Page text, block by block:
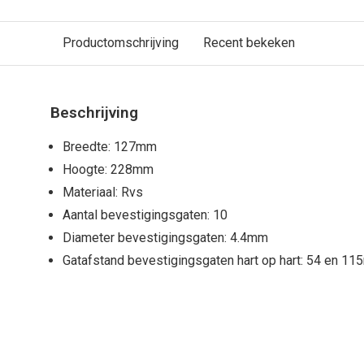
Productomschrijving Recent bekeken
Beschrijving
Breedte: 127mm
Hoogte: 228mm
Materiaal: Rvs
Aantal bevestigingsgaten: 10
Diameter bevestigingsgaten: 4.4mm
Gatafstand bevestigingsgaten hart op hart: 54 en